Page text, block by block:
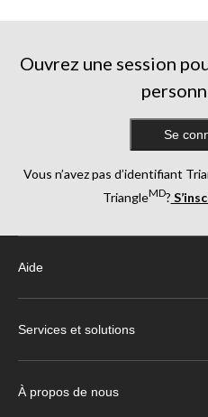
Ouvrez une session
Se
Vous n’avez pas d’identifiant
TriangleMD?
Aide
Services et solutions
À propos de nous